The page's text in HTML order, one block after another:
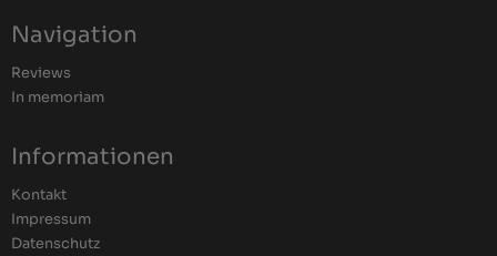
Navigation
Reviews
In memoriam
Informationen
Kontakt
Impressum
Datenschutz